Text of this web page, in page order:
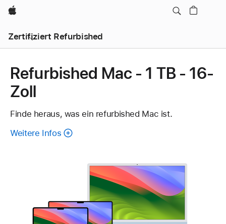
Apple
Zertifiziert Refurbished
Refurbished Mac - 1 TB - 16-
Zoll
Finde heraus, was ein refurbished Mac ist.
Weitere Infos